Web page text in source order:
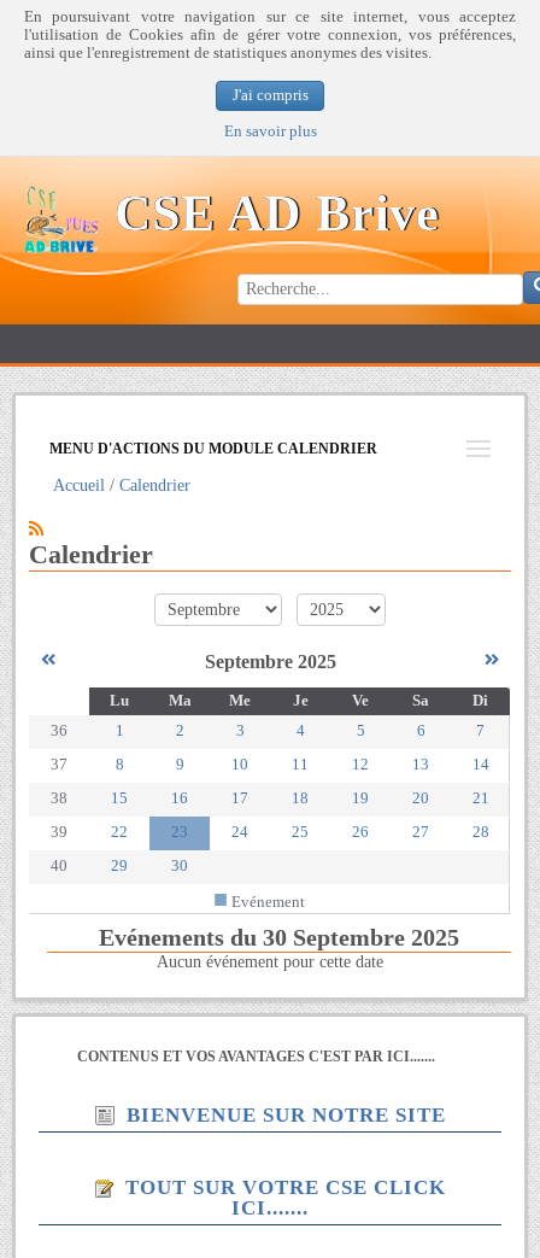
En poursuivant votre navigation sur ce site internet, vous acceptez
l'utilisation de Cookies afin de gérer votre connexion, vos préférences,
ainsi que l'enregistrement de statistiques anonymes des visites.
J'ai compris
En savoir plus
CSE AD Brive
CONTENUS ET VOS AVANTAGES C'EST PAR ICI.......
BIENVENUE SUR NOTRE SITE
TOUT SUR VOTRE CSE CLICK
ICI.......
MENU D'ACTIONS DU MODULE CALENDRIER
Accueil Calendrier
Calendrier
mois année
Septembre 2025
Lu Ma Me Je Ve Sa
Di
36
1 2 3 4 5 6
7
37
8 9 10 11 12 13
14
38
15 16 17 18 19 20
21
39
22 23 24 25 26 27
28
40
29 30
■ Evénement
Evénements du 30 Septembre 2025
Aucun événement pour cette date